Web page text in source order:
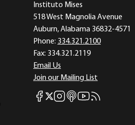
Instituto Mises
518 West Magnolia Avenue
Auburn, Alabama 36832-4571
Phone: 334.321.2100
Fax: 334.321.2119
Email Us
Join our Mailing List
Mises Facebook
Mises X
Mises Instagram
Mises itunes
Mises Youtube
Mises RSS feed